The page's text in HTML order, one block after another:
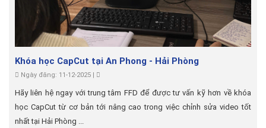
Khóa học CapCut tại An Phong - Hải Phòng
Ngày đăng: 11-12-2025 |
Hãy liên hệ ngay với trung tâm FFD để được tư vấn kỹ hơn về khóa
học CapCut từ cơ bản tới nâng cao trong việc chỉnh sửa video tốt
nhất tại Hải Phòng ...